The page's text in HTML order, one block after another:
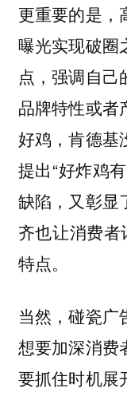
更重要的是，
曝光实现破圈
点，强调自己
品牌特性或者
好鸡，肯德基
提出“好炸鸡
缺陷，又彰显
齐也让消费者
特点。
当然，碰瓷广
想要加深消费
要抓住时机展